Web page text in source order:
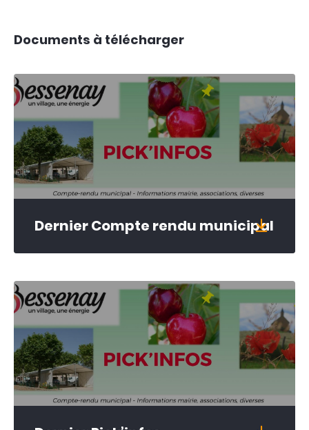
Documents à télécharger
Dernier Compte rendu municipal
Infos pratiques
Vivre à Bessenay
Vie associative& économique
Tourisme& patrimoine
04 74 70 80 07
Actualités